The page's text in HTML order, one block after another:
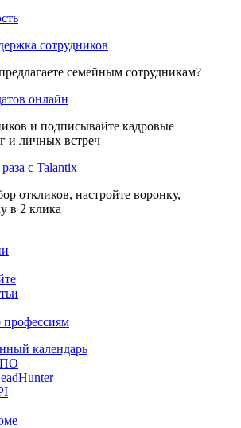
сотрудников
семейным сотрудникам?
онлайн
и подписывайте кадровые
и личных встреч
с Talantix
откликов, настройте воронку,
в 2 клика
календарь
ПО